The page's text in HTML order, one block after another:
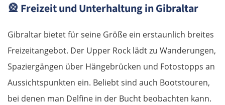
🎡 Freizeit und Unterhaltung in Gibraltar
Gibraltar bietet für seine Größe ein erstaunlich breites
Freizeitangebot. Der Upper Rock lädt zu Wanderungen,
Spaziergängen über Hängebrücken und Fotostopps an
Aussichtspunkten ein. Beliebt sind auch Bootstouren,
bei denen man Delfine in der Bucht beobachten kann.
Ungarn Nord
Esztergom
Budapest
Jászberény